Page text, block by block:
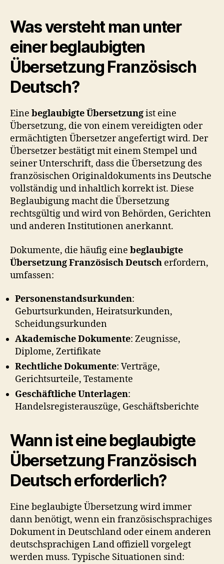
Was versteht man unter
einerbeglaubigten
Übersetzung Französisch
Deutsch?
Eine beglaubigte Übersetzungist eine
Übersetzung, die von einem vereidigten oder
ermächtigten Übersetzer angefertigt wird. Der
Übersetzer bestätigt mit einem Stempel und
seiner Unterschrift, dass die Übersetzung des
französischen Originaldokuments ins Deutsche
vollständig und inhaltlich korrekt ist. Diese
Beglaubigung macht die Übersetzung
rechtsgültig und wird von Behörden, Gerichten
und anderen Institutionen anerkannt.
Dokumente, die häufig eine beglaubigte
Übersetzung Französisch Deutsch erfordern,
umfassen:
Personenstandsurkunden:
Geburtsurkunden, Heiratsurkunden,
Scheidungsurkunden
Akademische Dokumente: Zeugnisse,
Diplome, Zertifikate
Rechtliche Dokumente: Verträge,
Gerichtsurteile, Testamente
Geschäftliche Unterlagen:
Handelsregisterauszüge, Geschäftsberichte
Wann ist einebeglaubigte
Übersetzung Französisch
Deutscherforderlich?
Eine beglaubigte Übersetzung wird immer
dann benötigt, wenn ein französischsprachiges
Dokument in Deutschland oder einem anderen
deutschsprachigen Land offiziell vorgelegt
werden muss. Typische Situationen sind: